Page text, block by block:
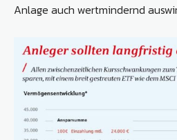
Anlage auch wertmindernd